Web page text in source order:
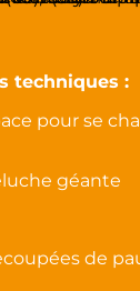
techniques :
pour se
géante
de